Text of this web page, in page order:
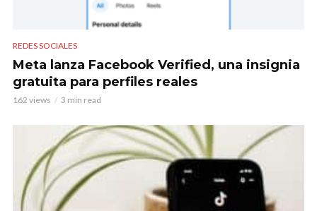
REDES SOCIALES
Meta lanza Facebook Verified, una insignia
gratuita para perfiles reales
162 views 3 min read